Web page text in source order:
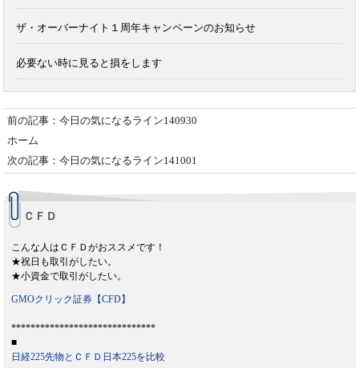
ザ・オーバーナイト１周年キャンペーンのお知らせ
必要ない時に見ると損をします
前の記事：今日の気になるライン140930
ホーム
次の記事：今日の気になるライン141001
ＣＦＤ
こんな人はＣＦＤがおススメです！
★祝日も取引がしたい。
★小資金で取引がしたい。
GMOクリック証券【CFD】
******************************
■
日経225先物とＣＦＤ日本225を比較